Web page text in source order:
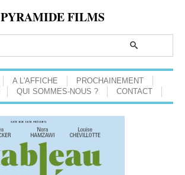
PYRAMIDE FILMS
A L'AFFICHE
PROCHAINEMENT
QUI SOMMES-NOUS ? CONTACT